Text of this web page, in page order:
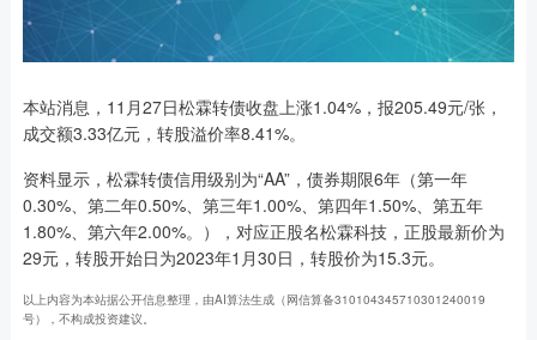
本站消息，11月27日松霖转债收盘上涨1.04%，报205.49元/张，
成交额3.33亿元，转股溢价率8.41%。
资料显示，松霖转债信用级别为“AA”，债券期限6年（第一年
0.30%、第二年0.50%、第三年1.00%、第四年1.50%、第五年
1.80%、第六年2.00%。），对应正股名松霖科技，正股最新价为
29元，转股开始日为2023年1月30日，转股价为15.3元。
以上内容为本站据公开信息整理，由AI算法生成（网信算备310104345710301240019
号），不构成投资建议。